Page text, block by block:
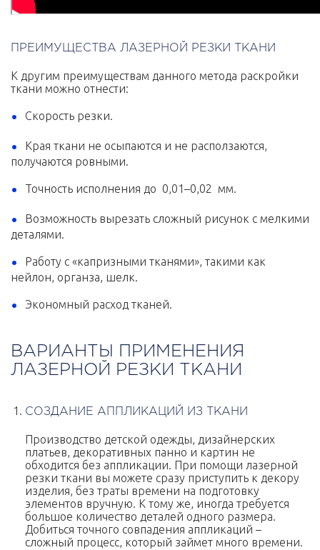
ПРЕИМУЩЕСТВА ЛАЗЕРНОЙ РЕЗКИ ТКАНИ
К другим преимуществам данного метода раскройки
ткани можно отнести:
Скорость резки.
Края ткани не осыпаются и не расползаются,
получаются ровными.
Точность исполнения до 0,01–0,02 мм.
Возможность вырезать сложный рисунок с мелкими
деталями.
Работу с «капризными тканями», такими как
нейлон, органза, шелк.
Экономный расход тканей.
ВАРИАНТЫ ПРИМЕНЕНИЯ
ЛАЗЕРНОЙ РЕЗКИ ТКАНИ
СОЗДАНИЕ АППЛИКАЦИЙ ИЗ ТКАНИ
Производство детской одежды, дизайнерских
платьев, декоративных панно и картин не
обходится без аппликации. При помощи лазерной
резки ткани вы можете сразу приступить к декору
изделия, без траты времени на подготовку
элементов вручную. К тому же, иногда требуется
большое количество деталей одного размера.
Добиться точного совпадения аппликаций –
сложный процесс, который займет много времени.